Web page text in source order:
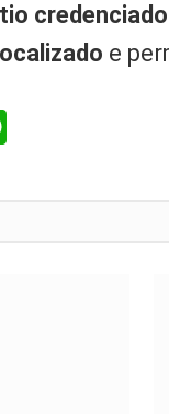
credenciado
e